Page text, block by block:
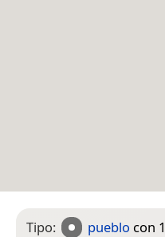
Tipo: pueblo con